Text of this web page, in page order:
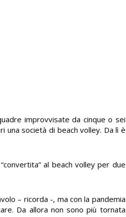
improvvisate da cinque o sei
una società di beach volley. Da lì è
al beach volley per due
– ricorda -, ma con la pandemia
Da allora non sono più tornata